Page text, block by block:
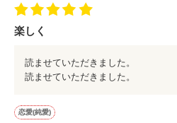
楽しく
読ませていただきました。
読ませていただきました。
恋愛(純愛)